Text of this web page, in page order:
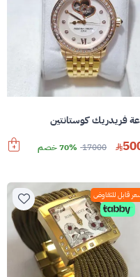
فريدريك كوستانتين
17000 70% خصم
قابل للتفاوض